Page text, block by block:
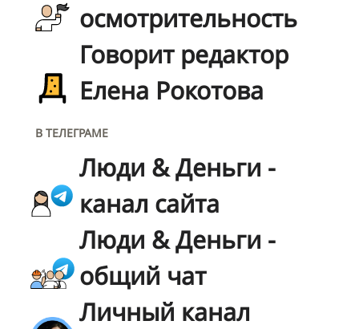
осмотрительность
Говорит редактор
Елена Рокотова
В ТЕЛЕГРАМЕ
Люди & Деньги -
канал сайта
Люди & Деньги -
общий чат
Личный канал